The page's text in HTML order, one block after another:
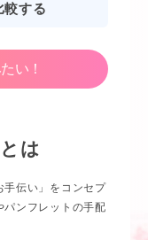
較する
い！
は
手伝い」をコンセプ
パンフレットの手配